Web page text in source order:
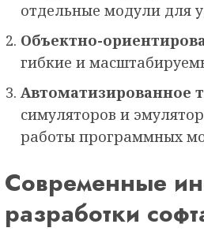
отдельные модули для
Объектно-
гибкие и
Автоматизированное
симуляторов и
работы программных
Современные
разработки